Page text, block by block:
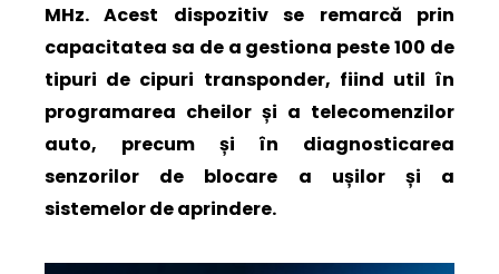
MHz. Acest dispozitiv se remarcă prin
capacitatea sa de a gestiona peste 100 de
tipuri de cipuri transponder, fiind util în
programarea cheilor și a telecomenzilor
auto, precum și în diagnosticarea
senzorilor de blocare a ușilor și a
sistemelor de aprindere.